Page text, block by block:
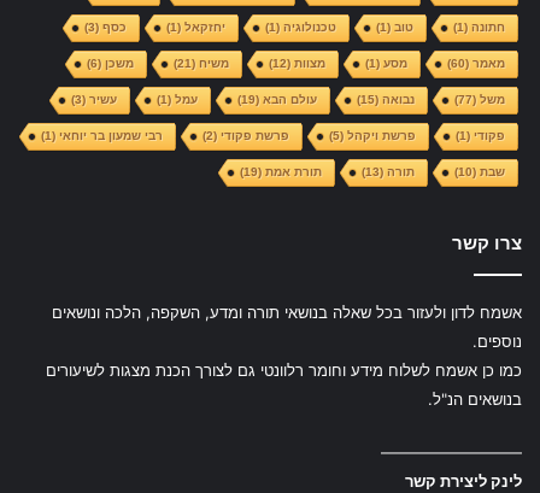
חתונה(1) טוב(1) טכנולוגיה(1) יחזקאל(1) כסף(3)
מאמר(60) מסע(1) מצוות(12) משיח(21) משכן(6)
משל(77) נבואה(15) עולם הבא(19) עמל(1) עשיר(3)
פקודי (1) פרשת ויקהל(5) פרשת פקודי (2) רבי שמעון בר יוחאי (1)
שבת(10) תורה(13) תורת אמת(19)
צרו קשר
אשמח לדון ולעזור בכל שאלה בנושאי תורה ומדע, השקפה, הלכה ונושאים
נוספים.
כמו כן אשמח לשלוח מידע וחומר רלוונטי גם לצורך הכנת מצגות לשיעורים
בנושאים הנ"ל.
—————————
לינק ליצירת קשר